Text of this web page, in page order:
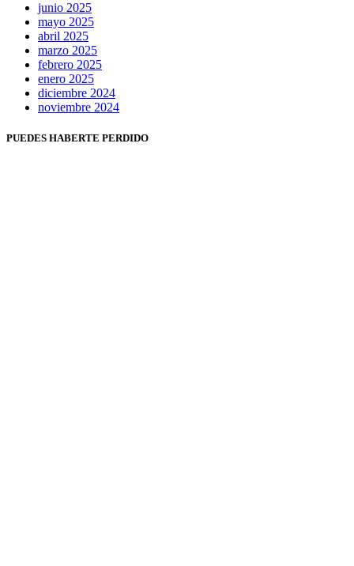
junio 2025
mayo 2025
abril 2025
marzo 2025
febrero 2025
enero 2025
diciembre 2024
noviembre 2024
PUEDES HABERTE PERDIDO